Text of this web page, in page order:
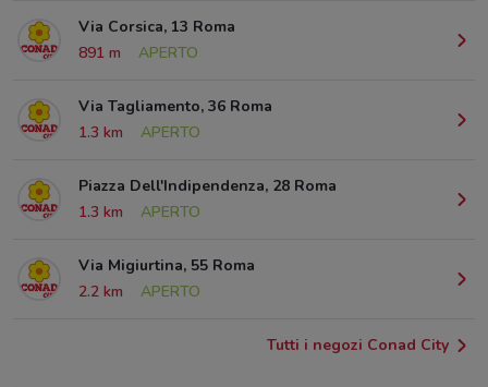
Via Corsica, 13 Roma
891 m
APERTO
Via Tagliamento, 36 Roma
1.3 km
APERTO
Piazza Dell'Indipendenza, 28 Roma
1.3 km
APERTO
Via Migiurtina, 55 Roma
2.2 km
APERTO
Tutti i negozi Conad City